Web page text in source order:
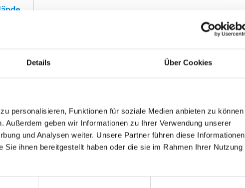
Details Über Cookies
personalisieren, Funktionen für soziale Medien anbieten zu können
Außerdem geben wir Informationen zu Ihrer Verwendung unserer
und Analysen weiter. Unsere Partner führen diese Informationen
ihnen bereitgestellt haben oder die sie im Rahmen Ihrer Nutzung